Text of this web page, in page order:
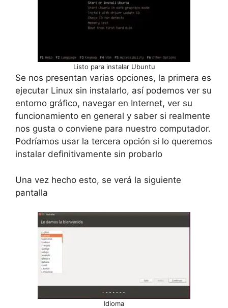
Listo para instalar Ubuntu
Se nos presentan varias opciones, la primera es
ejecutar Linux sin instalarlo, así podemos ver su
entorno gráfico, navegar en Internet, ver su
funcionamiento en general y saber si realmente
nos gusta o conviene para nuestro computador.
Podríamos usar la tercera opción si lo queremos
instalar definitivamente sin probarlo
Una vez hecho esto, se verá la siguiente
pantalla
Idioma